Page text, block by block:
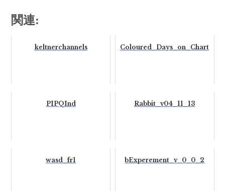
関連:
keltnerchannels Coloured_Days_on_Chart
PIPQInd Rabbit_v04_11_13
wasd_fr1 bExperement_v_0_0_2